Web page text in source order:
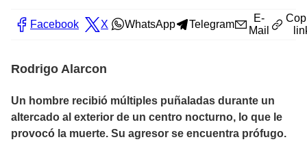
Facebook X WhatsApp Telegram
E-
Mail
Rodrigo Alarcon
Un hombre recibió múltiples puñaladas durante un
altercado al exterior de un centro nocturno, lo que le
provocó la muerte. Su agresor se encuentra prófugo.